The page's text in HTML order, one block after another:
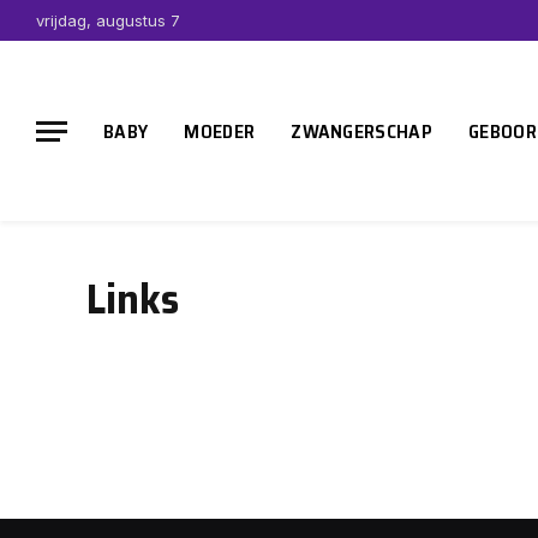
vrijdag, augustus 7
BABY MOEDER ZWANGERSCHAP
Links